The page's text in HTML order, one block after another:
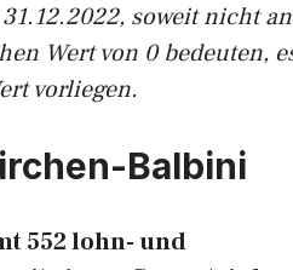
soweit nicht
Wert von 0 bedeuten,
vorliegen.
Balbini
552 lohn- und